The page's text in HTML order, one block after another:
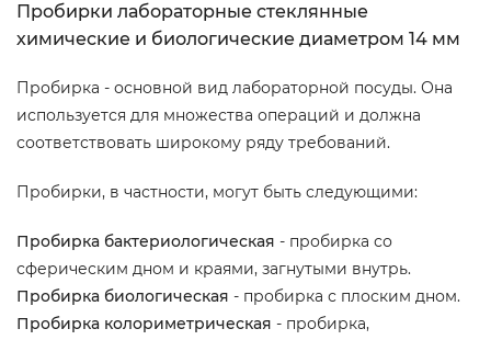
Пробирки лабораторные стеклянные
химические и биологические диаметром 14 мм
Пробирка - основной вид лабораторной посуды. Она
используется для множества операций и должна
соответствовать широкому ряду требований.
Пробирки, в частности, могут быть следующими:
Пробирка бактериологическая - пробирка со
сферическим дном и краями, загнутыми внутрь.
Пробирка биологическая - пробирка с плоским дном.
Пробирка колориметрическая - пробирка,